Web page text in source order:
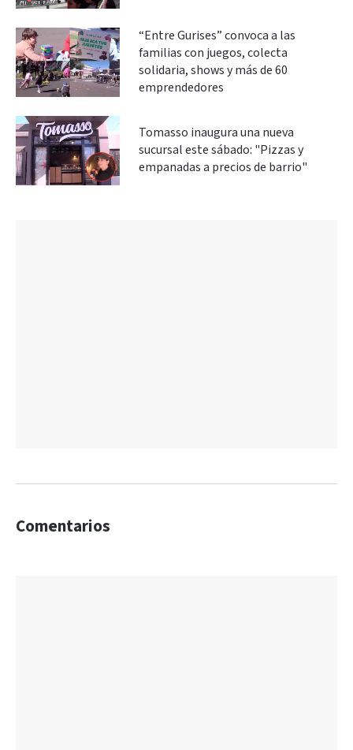
“Entre Gurises” convoca a las
familias con juegos, colecta
solidaria, shows y más de 60
emprendedores
Tomasso inaugura una nueva
sucursal este sábado: "Pizzas y
empanadas a precios de barrio"
Comentarios